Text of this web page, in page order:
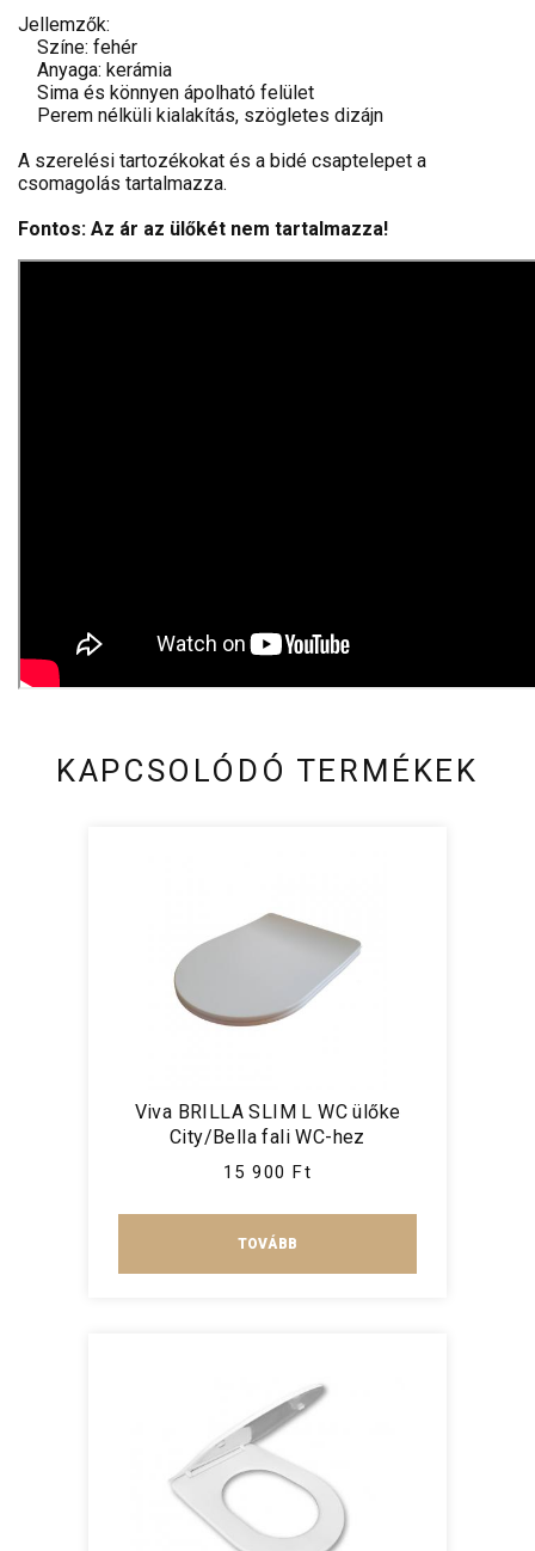
Jellemzők:
Színe: fehér
Anyaga: kerámia
Sima és könnyen ápolható felület
Perem nélküli kialakítás, szögletes dizájn
A szerelési tartozékokat és a bidé csaptelepet a
csomagolás tartalmazza.
Fontos: Az ár az ülőkét nem tartalmazza!
KAPCSOLÓDÓ TERMÉKEK
Viva BRILLA SLIM L WC ülőke
City/Bella fali WC-hez
15 900 Ft
TOVÁBB